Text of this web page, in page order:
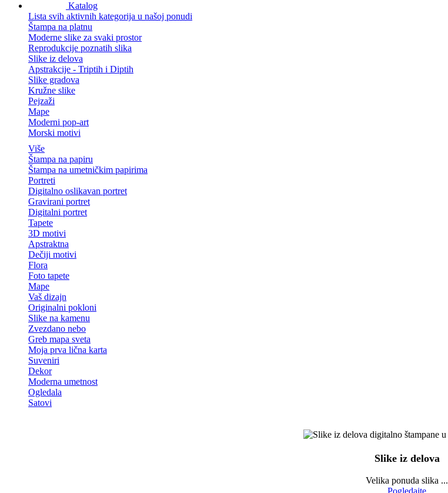
Katalog
Lista svih aktivnih kategorija u našoj ponudi
Štampa na platnu
Moderne slike za svaki prostor
Reprodukcije poznatih slika
Slike iz delova
Apstrakcije - Triptih i Diptih
Slike gradova
Kružne slike
Pejzaži
Mape
Moderni pop-art
Morski motivi
Više
Štampa na papiru
Štampa na umetničkim papirima
Portreti
Digitalno oslikavan portret
Gravirani portret
Digitalni portret
Tapete
3D motivi
Apstraktna
Dečiji motivi
Flora
Foto tapete
Mape
Vaš dizajn
Originalni pokloni
Slike na kamenu
Zvezdano nebo
Greb mapa sveta
Moja prva lična karta
Suveniri
Dekor
Moderna umetnost
Ogledala
Satovi
Slike iz delova
Velika ponuda slika ...
Pogledajte